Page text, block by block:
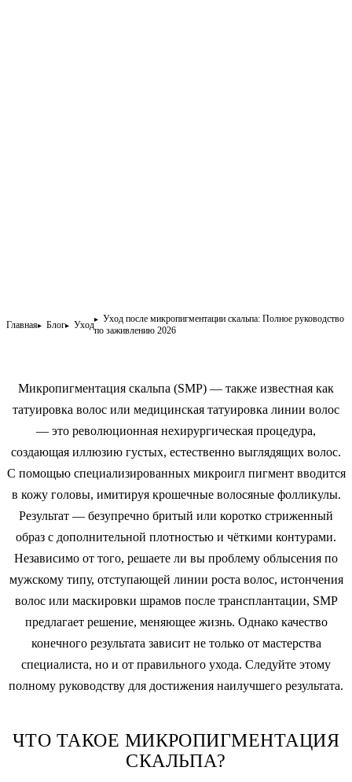
Главная Блог Уход
Уход после микропигментации скальпа: Полное руководство
по заживлению 2026
Микропигментация скальпа (SMP) — также известная как
татуировка волос или медицинская татуировка линии волос
— это революционная нехирургическая процедура,
создающая иллюзию густых, естественно выглядящих волос.
С помощью специализированных микроигл пигмент вводится
в кожу головы, имитируя крошечные волосяные фолликулы.
Результат — безупречно бритый или коротко стриженный
образ с дополнительной плотностью и чёткими контурами.
Независимо от того, решаете ли вы проблему облысения по
мужскому типу, отступающей линии роста волос, истончения
волос или маскировки шрамов после трансплантации, SMP
предлагает решение, меняющее жизнь. Однако качество
конечного результата зависит не только от мастерства
специалиста, но и от правильного ухода. Следуйте этому
полному руководству для достижения наилучшего результата.
ЧТО ТАКОЕ МИКРОПИГМЕНТАЦИЯ
СКАЛЬПА?